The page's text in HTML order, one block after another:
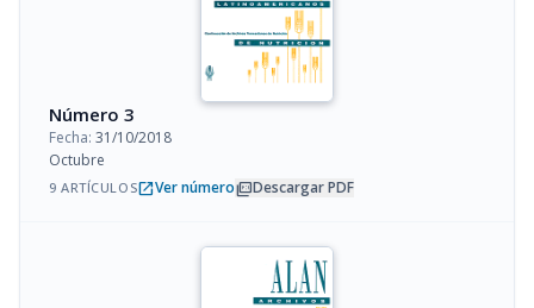
Número 3
Fecha: 31/10/2018
Octubre
9 ARTÍCULOSopen_in_newVer númeropicture_as_pdfDescargar PDF